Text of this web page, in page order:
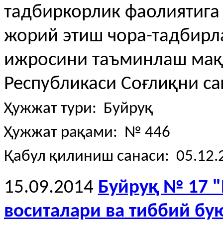
тадбиркорлик
жорий этиш чора-
ижросини таъминлаш
Республикаси Соғлиқни
Ҳужжат тури: Буйруқ
Ҳужжат рақами: № 446
Қабул қилиниш санаси:
15.09.2014 Буйруқ № 17
воситалари ва тиббий